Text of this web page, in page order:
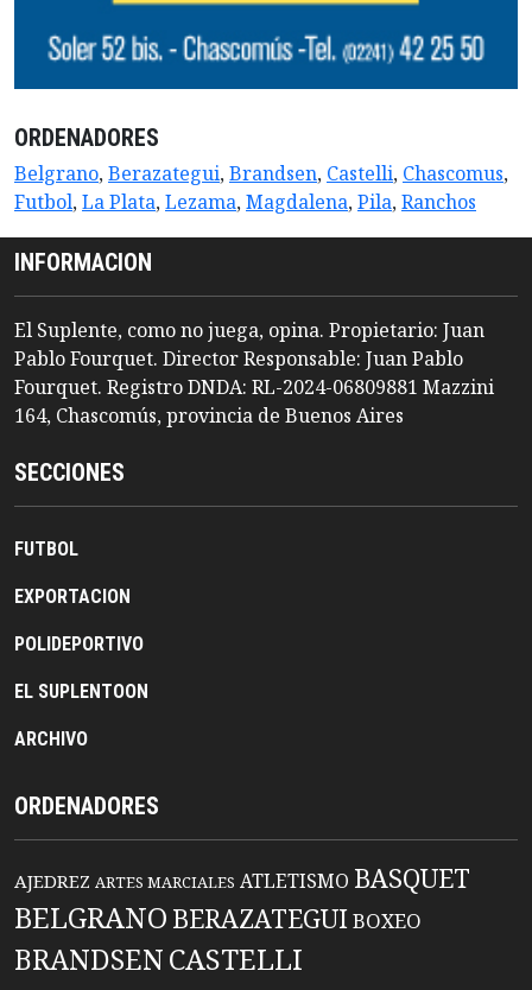
ORDENADORES
Belgrano,Berazategui,Brandsen, Castelli, Chascomus,
Futbol,La Plata,Lezama,Magdalena,Pila,Ranchos
INFORMACION
El Suplente, como no juega, opina. Propietario: Juan
Pablo Fourquet. Director Responsable: Juan Pablo
Fourquet. Registro DNDA: RL-2024-06809881 Mazzini
164, Chascomús, provincia de Buenos Aires
SECCIONES
FUTBOL
EXPORTACION
POLIDEPORTIVO
EL SUPLENTOON
ARCHIVO
ORDENADORES
AJEDREZ ARTES MARCIALES ATLETISMO BASQUET
BELGRANO BERAZATEGUIBOXEO
BRANDSENCASTELLI